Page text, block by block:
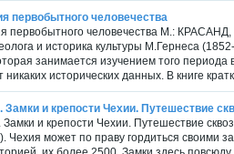
первобытного человечества
первобытного человечества М.:
и историка культуры М.Гернеса
занимается изучением того периода
исторических данных. В книге
и крепости Чехии. Путешествие
и крепости Чехии. Путешествие
Чехия может по праву гордиться своими